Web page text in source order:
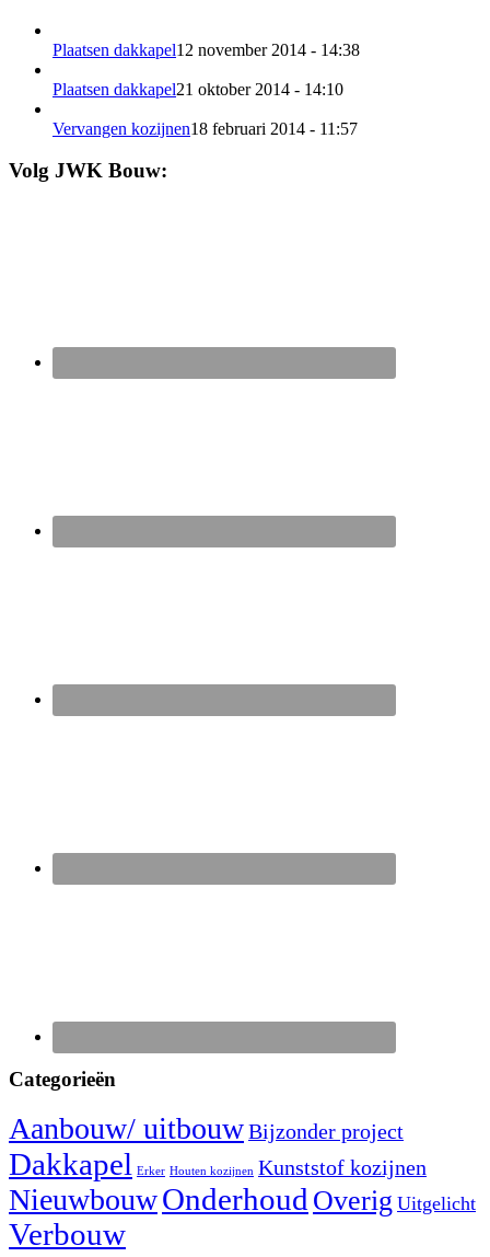
Plaatsen dakkapel12 november 2014 - 14:38
Plaatsen dakkapel21 oktober 2014 - 14:10
Vervangen kozijnen18 februari 2014 - 11:57
Volg JWK Bouw:
Categorieën
Aanbouw/ uitbouwBijzonder project
Dakkapel Erker Houten kozijnen Kunststof kozijnen
NieuwbouwOnderhoud Overig Uitgelicht
Verbouw